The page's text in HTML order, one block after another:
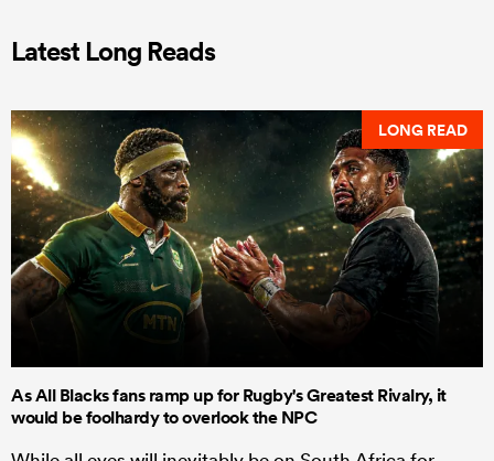
Latest Long Reads
LONG READ
As All Blacks fans ramp up for Rugby's Greatest Rivalry, it
would be foolhardy to overlook the NPC